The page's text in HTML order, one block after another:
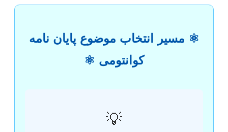
⚛️ مسیر انتخاب موضوع پایان نامه
کوانتومی ⚛️
💡